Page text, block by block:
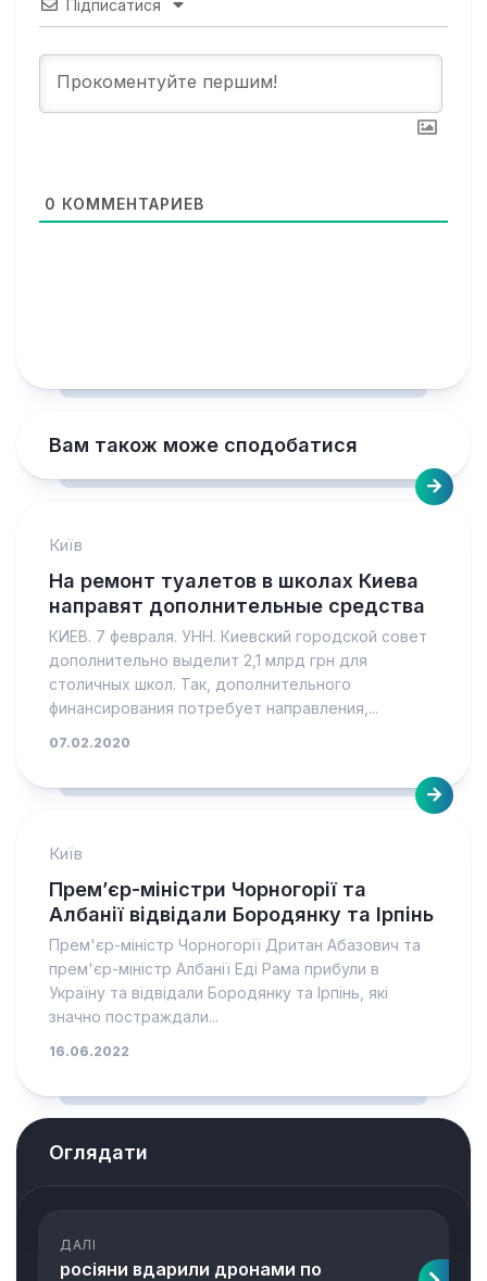
Підписатися
0 КОММЕНТАРИЕВ
Вам також може сподобатися
Київ
На ремонт туалетов в школах Киева
направят дополнительные средства
КИЕВ. 7 февраля. УНН. Киевский городской совет
дополнительно выделит 2,1 млрд грн для
столичных школ. Так, дополнительного
финансирования потребует направления,...
07.02.2020
Київ
Прем’єр-міністри Чорногорії та
Албанії відвідали Бородянку та Ірпінь
Прем'єр-міністр Чорногорії Дритан Абазович та
прем'єр-міністр Албанії Еді Рама прибули в
Україну та відвідали Бородянку та Ірпінь, які
значно постраждали...
16.06.2022
Оглядати
ДАЛІ
росіяни вдарили дронами по